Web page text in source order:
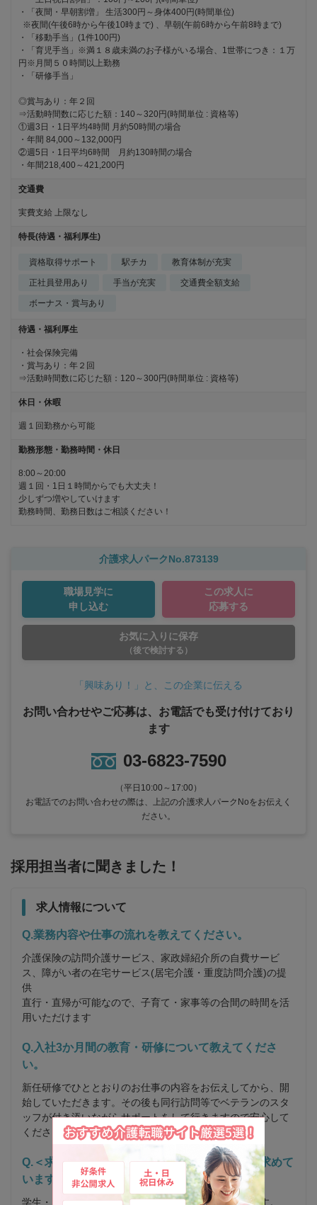
・「夜間・早朝割増」 生活300円～身体400円(時間単位)
・「移動手当」(1件100円)
・「育児手当」※満１８歳未満のお子様がいる場合、1世帯につき：１万
円※月間５０時間以上勤務
・「研修手当」
◎賞与あり：年２回
⇒活動時間数に応じた額：140～320円(時間単位 : 資格等)
①週3日・1日平均4時間 月約50時間の場合
・年間 84,000～132,000円
②週5日・1日平均6時間　月約130時間の場合
・年間218,400～421,200円
交通費
実費支給 上限なし
特長(待遇・福利厚生)
資格取得サポート 駅チカ 教育体制が充実
正社員登用あり 手当が充実 交通費全額支給
ボーナス・賞与あり
待遇・福利厚生
・社会保険完備
・賞与あり：年２回
⇒活動時間数に応じた額：120～300円(時間単位 : 資格等)
休日・休暇
週１回勤務から可能
勤務形態・勤務時間・休日
8:00～20:00
週１回・1日１時間からでも大丈夫！
少しずつ増やしていけます
勤務時間、勤務日数はご相談ください！
介護求人パークNo.873139
職場見学に
申し込む
この求人に
応募する
お気に入りに保存
（後で検討する）
「興味あり！」と、この企業に伝える
お問い合わせやご応募は、お電話でも受け付けており
ます
03-6823-7590
（平日10:00～17:00）
お電話でのお問い合わせの際は、上記の介護求人パークNoをお伝えく
ださい。
採用担当者に聞きました！
求人情報について
Q.業務内容や仕事の流れを教えてください。
介護保険の訪問介護サービス、家政婦紹介所の自費サービ
ス、障がい者の在宅サービス(居宅介護・重度訪問介護)の提
供
直行・直帰が可能なので、子育て・家事等の合間の時間を活
用いただけます
Q.入社3か月間の教育・研修について教えてくださ
い。
新任研修でひととおりのお仕事の内容をお伝えしてから、開
始していただきます。その後も同行訪問等でベテランのスタ
ッフが付き添いながらサポートをして行きますので安心して
ください。(試用期間3ヶ月)
Q.＜求める人材＞一言でいえば、どんな人材を求めて
いますか？
学生・フリーター・副業・ダブルワークの方も歓迎です。